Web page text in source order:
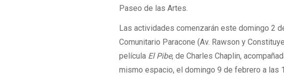
Paseo de las Artes.
Las actividades comenzarán este domingo 2
Comunitario Paracone (Av. Rawson y
película El Pibe, de Charles Chaplin,
mismo espacio, el domingo 9 de febrero a las